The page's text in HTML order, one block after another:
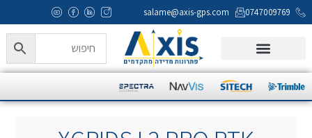
0747009769
salame@axis-gps.com